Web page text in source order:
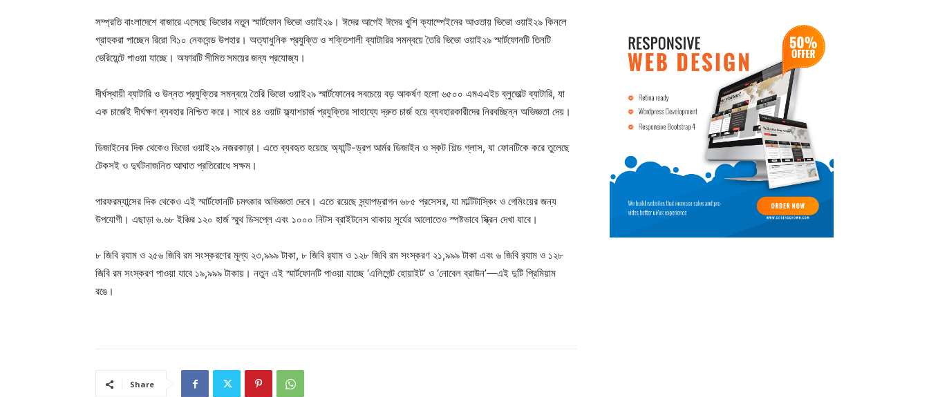
সম্প্রতি বাংলাদেশে বাজারে এসেছে ভিভোর নতুন স্মার্টফোন ভিভো ওয়াই২৯। ঈদের আগেই ঈদের খুশি ক্যাম্পেইনের আওতায় ভিভো ওয়াই২৯ কিনলে
গ্রাহকরা পাচ্ছেন রিরো বি১০ নেকবেন্ড উপহার। অত্যাধুনিক প্রযুক্তি ও শক্তিশালী ব্যাটারির সমন্বয়ে তৈরি ভিভো ওয়াই২৯ স্মার্টফোনটি তিনটি
ভেরিয়েন্টে পাওয়া যাচ্ছে। অফারটিসীমিতসময়েরজন্যপ্রযোজ্য।
দীর্ঘস্থায়ী ব্যাটারি ও উন্নত প্রযুক্তির সমন্বয়ে তৈরি ভিভো ওয়াই২৯ স্মার্টফোনের সবচেয়ে বড় আকর্ষণ হলো ৬৫০০ এমএএইচ ব্লুভোল্ট ব্যাটারি, যা
এক চার্জেই দীর্ঘক্ষণ ব্যবহার নিশ্চিত করে। সাথে ৪৪ ওয়াট ফ্ল্যাশচার্জ প্রযুক্তির সাহায্যে দ্রুত চার্জ হয়ে ব্যবহারকারীদের নিরবচ্ছিন্ন অভিজ্ঞতা দেয়।
ডিজাইনের দিক থেকেও ভিভো ওয়াই২৯ নজরকাড়া। এতে ব্যবহৃত হয়েছে অ্যান্টি-ড্রপ আর্মর ডিজাইন ও স্কট শিল্ড গ্লাস, যা ফোনটিকে করে তুলেছে
টেকসই ও দুর্ঘটনাজনিত আঘাত প্রতিরোধে সক্ষম।
পারফরম্যান্সের দিক থেকেও এই স্মার্টফোনটি চমৎকার অভিজ্ঞতা দেবে। এতে রয়েছে স্ন্যাপড্রাগন ৬৮৫ প্রসেসর, যা মাল্টিটাস্কিং ও গেমিংয়ের জন্য
উপযোগী। এছাড়া ৬.৬৮ ইঞ্চির ১২০ হার্জ স্মুথ ডিসপ্লে এবং ১০০০ নিটস ব্রাইটনেস থাকায় সূর্যের আলোতেও স্পষ্টভাবে স্ক্রিন দেখা যাবে।
৮ জিবি র‌্যাম ও ২৫৬ জিবি রম সংস্করণের মূল্য ২৩,৯৯৯ টাকা, ৮ জিবি র‍্যাম ও ১২৮ জিবি রম সংস্করণ ২১,৯৯৯ টাকা এবং ৬ জিবি র‌্যাম ও ১২৮
জিবি রম সংস্করণ পাওয়া যাবে ১৯,৯৯৯ টাকায়। নতুন এই স্মার্টফোনটি পাওয়া যাচ্ছে ‘এলিগেন্ট হোয়াইট’ ও ‘নোবেল ব্রাউন’—এই দুটি প্রিমিয়াম
রঙে।
Share